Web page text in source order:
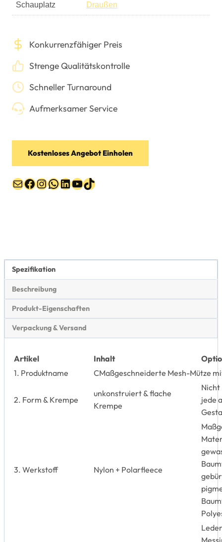
Schauplatz Draußen
Konkurrenzfähiger Preis
Strenge Qualitätskontrolle
Schneller Turnaround
Aufmerksamer Service
Kostenloses Angebot Einholen
PostFacebook
Instagram
WhatsApp
LinkedIn
YouTube
TikTok
Spezifikation
Beschreibung
Produkt-Eigenschaften
Verpackung & Versand
Artikel Inhalt
1. Produktname
CMaßgeschneiderte Mesh-Mütze
2. Form & Krempe
unkonstruiert &flache
Krempe
jede
3. Werkstoff Nylon + Polarfleece